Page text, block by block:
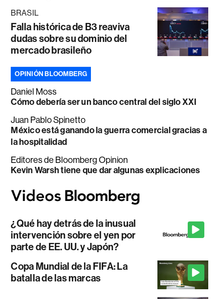
BRASIL
Falla histórica de B3 reaviva
dudas sobre su dominio del
mercado brasileño
OPINIÓN BLOOMBERG
Daniel Moss
Cómo debería ser un banco central del siglo XXI
Juan Pablo Spinetto
México está ganando la guerra comercial gracias a
la hospitalidad
Editores de Bloomberg Opinion
Kevin Warsh tiene que dar algunas explicaciones
¿Qué hay detrás de la inusual
intervención sobre el yen por
parte de EE. UU. y Japón?
Copa Mundial de la FIFA: La
batalla de las marcas